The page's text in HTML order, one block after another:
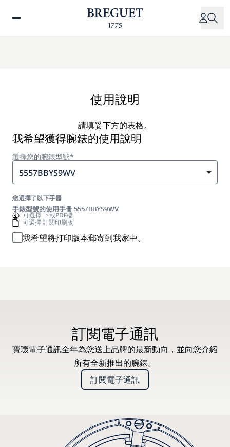
使用說明
請填妥下方的表格。
我希望獲得腕錶的使用說明
選擇您的腕錶型號*
5557BBYS9WV
您選擇了以下手冊
手錶型號的使用手冊 5557BBYS9WV
可選擇下載PDF檔
可選擇 訂閱印刷版
我希望將打印版本郵寄到我家中。
訂閱電子通訊
寶璣電子通訊全年為您送上品牌的最新動向，並向您介紹
所有全新推出的腕錶。
訂閱電子通訊